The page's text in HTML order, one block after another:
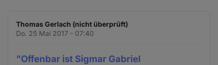
Thomas Gerlach (nicht überprüft)
Do. 25 Mai 2017 - 07:40
"Offenbar ist Sigmar Gabriel